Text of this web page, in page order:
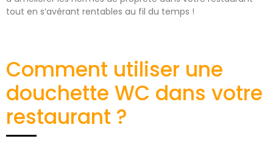
tout en s’avérant rentables au fil du temps !
Comment utiliser une
douchette WC dans votre
restaurant ?